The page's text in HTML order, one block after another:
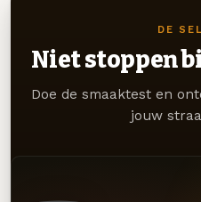
DE
Niet stoppen
Doe de smaaktest en
jouw